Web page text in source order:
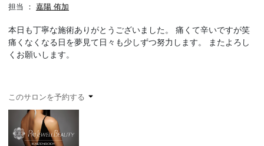
担当 ： 嘉陽 侑加
本日も丁寧な施術ありがとうございました。 痛くて辛いですが笑
痛くなくなる日を夢見て日々も少しずつ努力します。 またよろし
くお願いします。
このサロンを予約する